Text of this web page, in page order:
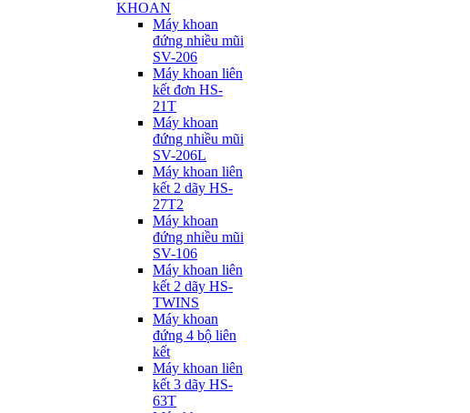
KHOAN
Máy khoan
đứng nhiều mũi
SV-206
Máy khoan liên
kết đơn HS-
21T
Máy khoan
đứng nhiều mũi
SV-206L
Máy khoan liên
kết 2 dãy HS-
27T2
Máy khoan
đứng nhiều mũi
SV-106
Máy khoan liên
kết 2 dãy HS-
TWINS
Máy khoan
đứng 4 bộ liên
kết
Máy khoan liên
kết 3 dãy HS-
63T